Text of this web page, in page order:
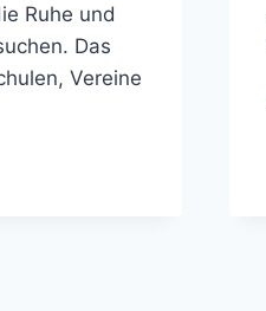
Ruhe und
Das
Vereine